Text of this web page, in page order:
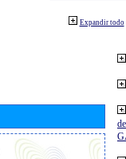
Expandir todo